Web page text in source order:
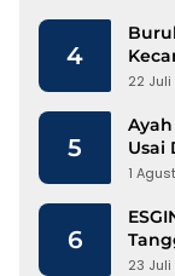
4
22
5
Usai
1
6
23